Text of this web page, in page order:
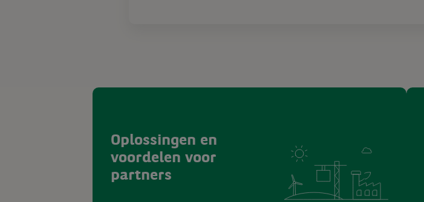
Oplossingen en
voordelen voor
partners